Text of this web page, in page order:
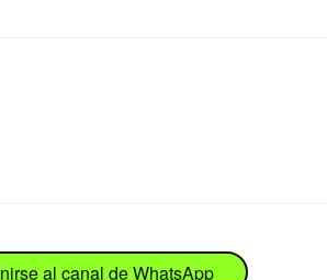
al canal de WhatsApp